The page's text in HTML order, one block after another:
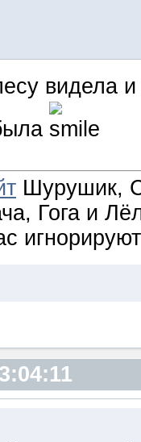
видела
Шурушик,
Гога и
игнорируют